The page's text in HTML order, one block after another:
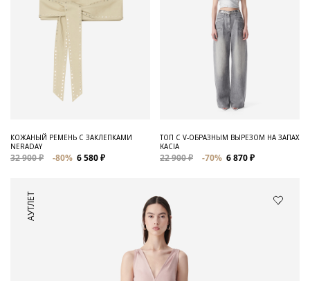
КОЖАНЫЙ РЕМЕНЬ С ЗАКЛЕПКАМИ
NERADAY
32 900 ₽ -80% 6 580 ₽
ТОП С V-ОБРАЗНЫМ ВЫРЕЗОМ НА ЗАПАХ
KACIA
22 900 ₽ -70% 6 870 ₽
АУТЛЕТ